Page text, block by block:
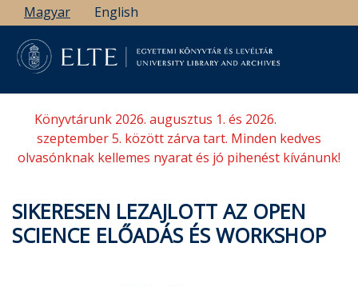
Ugrás
a
tartalomra
Magyar English
Könyvtárunk 2026. augusztus 1. és 2026.
szeptember 5. között zárva tart. Minden kedves
olvasónknak kellemes nyarat és jó pihenést kívánunk!
SIKERESEN LEZAJLOTT AZ OPEN
SCIENCE ELŐADÁS ÉS WORKSHOP